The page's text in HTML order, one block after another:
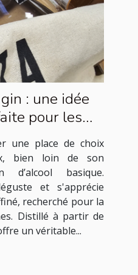
: une idée
pour les
spiritueux
une place de choix
bien loin de son
d’alcool basique.
et s'apprécie
recherché pour la
Distillé à partir de
un véritable...